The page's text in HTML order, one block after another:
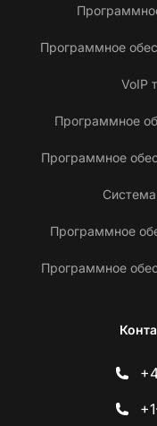
Программное
VoIP
Программное
Программное
Программное
Программное